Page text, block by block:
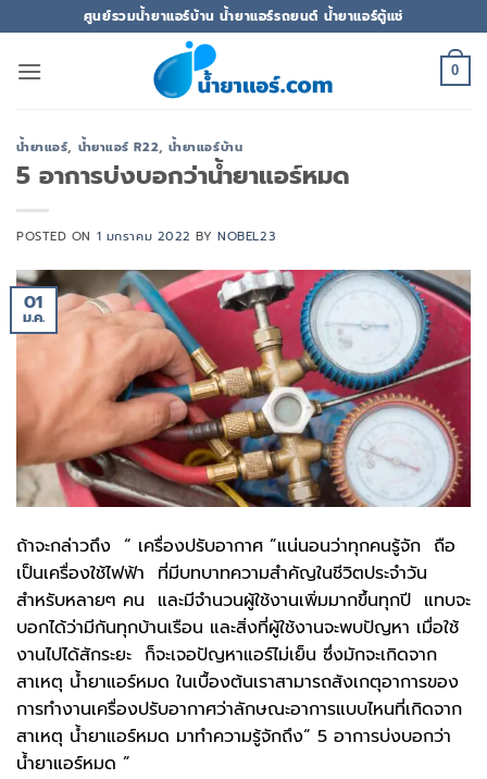
ไป
ยัง
ศูนย์รวมน้ำยาแอร์บ้าน น้ำยาแอร์รถยนต์ น้ำยาแอร์ตู้แช่
0
น้ำยาแอร์, น้ำยาแอร์ R22,น้ำยาแอร์บ้าน
5 อาการบ่งบอกว่าน้ำยาแอร์หมด
POSTED ON 1 มกราคม 2022 BYNOBEL23
01
ม.ค.
ถ้าจะกล่าวถึง “ เครื่องปรับอากาศ ”แน่นอนว่าทุกคนรู้จัก ถือ
เป็นเครื่องใช้ไฟฟ้า ที่มีบทบาทความสำคัญในชีวิตประจำวัน
สำหรับหลายๆ คน และมีจำนวนผู้ใช้งานเพิ่มมากขึ้นทุกปี แทบจะ
บอกได้ว่ามีกันทุกบ้านเรือน และสิ่งที่ผู้ใช้งานจะพบปัญหา เมื่อใช้
งานไปได้สักระยะ ก็จะเจอปัญหาแอร์ไม่เย็น ซึ่งมักจะเกิดจาก
สาเหตุ น้ำยาแอร์หมด ในเบื้องต้นเราสามารถสังเกตุอาการของ
การทำงานเครื่องปรับอากาศว่าลักษณะอาการแบบไหนที่เกิดจาก
สาเหตุ น้ำยาแอร์หมด มาทำความรู้จักถึง“ 5 อาการบ่งบอกว่า
น้ำยาแอร์หมด ”